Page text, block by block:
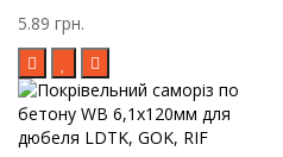
5.89 грн.